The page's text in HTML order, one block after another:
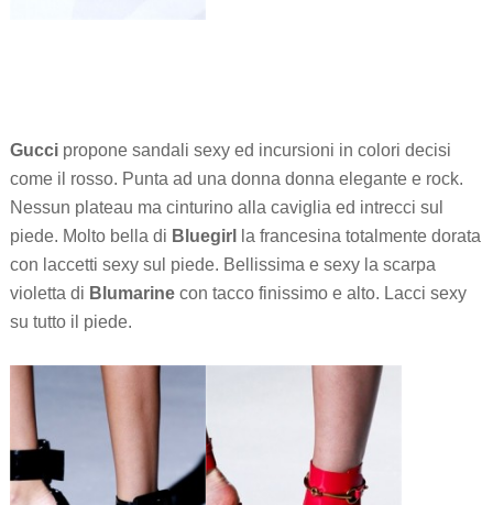
Gucci propone sandali sexy ed incursioni in colori decisi
come il rosso. Punta ad una donna donna elegante e rock.
Nessun plateau ma cinturino alla caviglia ed intrecci sul
piede. Molto bella di Bluegirl
la francesina totalmente dorata
con laccetti sexy sul piede. Bellissima e sexy la scarpa
violetta di Blumarine con tacco finissimo e alto. Lacci sexy
su tutto il piede.